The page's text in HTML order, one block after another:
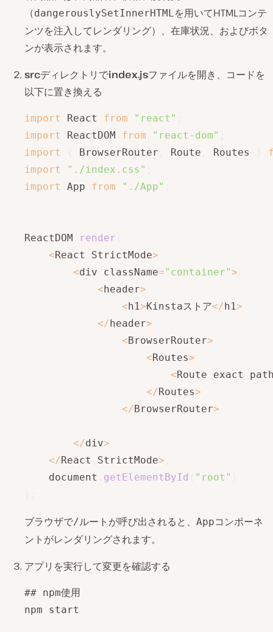
（dangerouslySetInnerHTML を用いてHTMLコンテ
ンツを注入してレンダリング）、在庫状況、およびボタ
ンが表示されます。
srcディレクトリでindex.jsファイルを開き、コードを
以下に置き換える
import React from "react"
import
ReactDOM from "react-dom"
import
BrowserRouter Route Routes
import
"./index.css"
import
App from "./App"
ReactDOM render
<React StrictMode>
<div className="container">
<header>
<h1 >Kinstaストア</h1 >
</header>
<BrowserRouter>
<Routes>
<Route exact
</Routes>
</BrowserRouter>
</div>
</React StrictMode>
    document
getElementById "root"
ブラウザで/ルートが呼び出されると、 Appコンポーネ
ントがレンダリングされます。
アプリを実行して変更を確認する
## npm使用
npm start